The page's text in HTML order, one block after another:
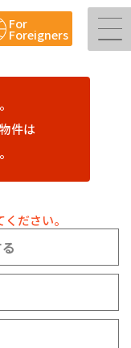
For
Foreigners
件は
ださい。